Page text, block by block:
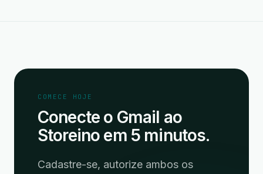
COMECE HOJE
Conecte o Gmail ao
Storeino em 5 minutos.
Cadastre-se, autorize ambos os